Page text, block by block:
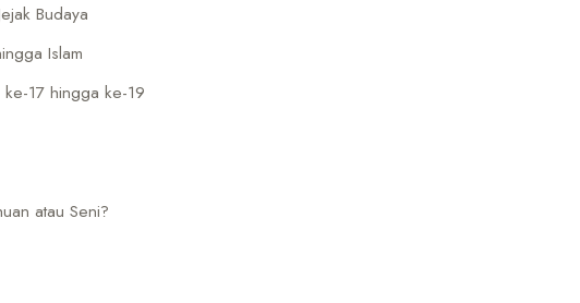
Budaya
Islam
17 hingga ke-19
atau Seni?